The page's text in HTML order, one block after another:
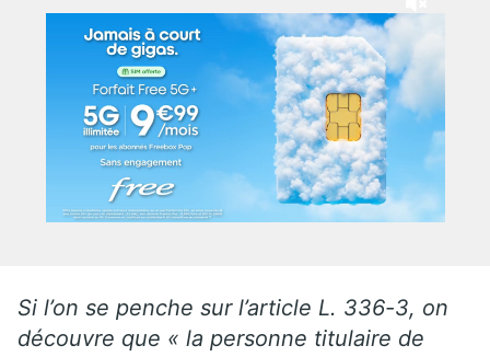
Si l’on se penche sur l’article L. 336-3, on
découvre que « la personne titulaire de